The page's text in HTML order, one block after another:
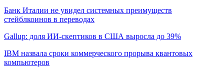
Банк Италии не увидел системных преимуществ
стейблкоинов в переводах
Gallup: доля ИИ-скептиков в США выросла до 39%
IBM назвала сроки коммерческого прорыва квантовых
компьютеров